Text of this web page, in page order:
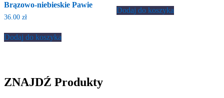
Brązowo-niebieskie Pawie
36.00 zł
Dodaj do koszyka
Dodaj do koszyka
ZNAJDŹ Produkty